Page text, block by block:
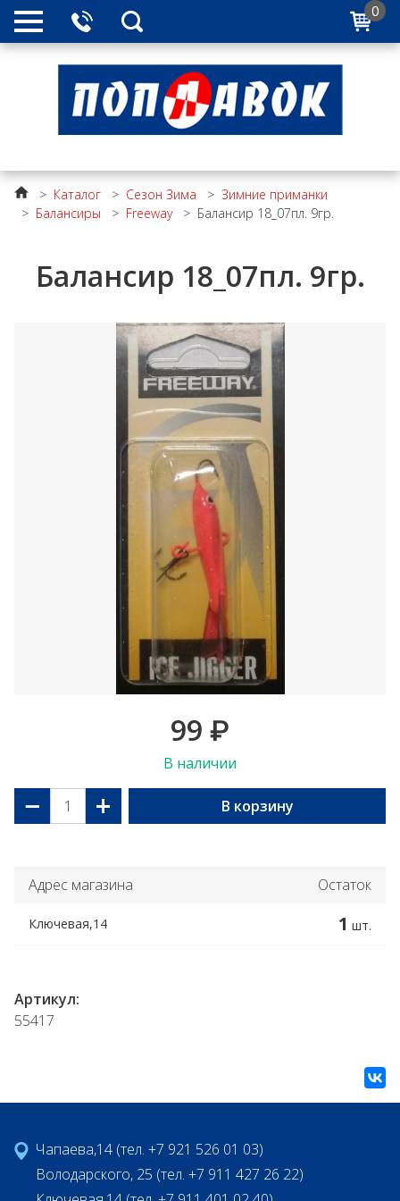
0
> Каталог > Сезон Зима > Зимние приманки
> Балансиры > Freeway > Балансир 18_07пл. 9гр.
Балансир 18_07пл. 9гр.
99 ₽
В наличии
− + В корзину
Адрес магазина Остаток
Ключевая,14 1 шт.
Артикул:
55417
Чапаева,14 (тел. +7 921 526 01 03)
Володарского, 25 (тел. +7 911 427 26 22)